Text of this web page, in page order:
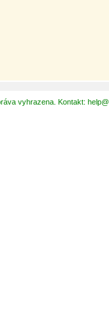
vyhrazena. Kontakt: